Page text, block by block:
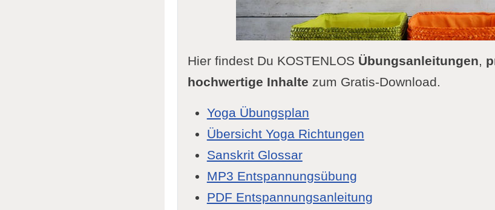
Hier findest Du KOSTENLOS Übungsanleitungen,
hochwertige Inhalte zum Gratis-Download.
Yoga Übungsplan
Übersicht Yoga Richtungen
Sanskrit Glossar
MP3 Entspannungsübung
PDF Entspannungsanleitung